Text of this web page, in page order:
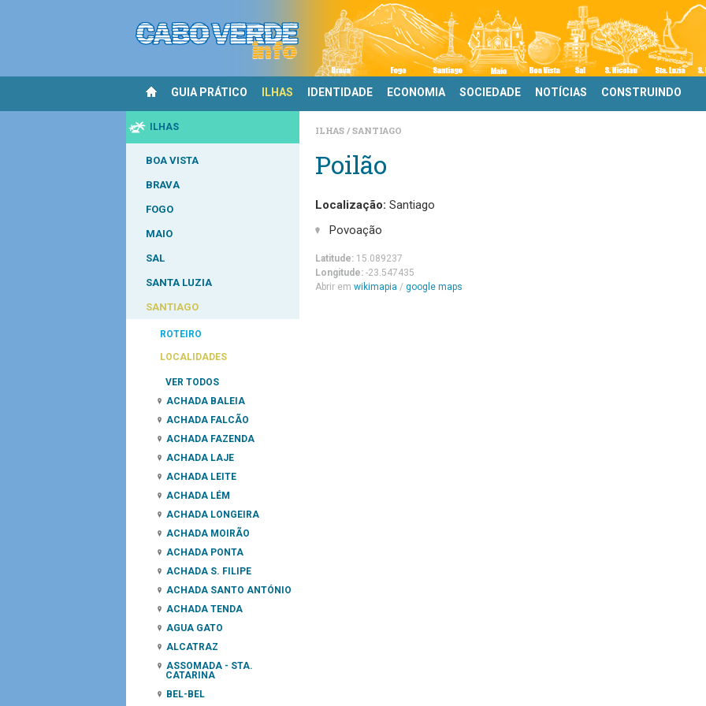
GUIA PRÁTICO ILHAS IDENTIDADE ECONOMIA SOCIEDADE NOTÍCIAS CONSTRUINDO
ILHAS
BOA VISTA
BRAVA
FOGO
MAIO
SAL
SANTA LUZIA
SANTIAGO
ROTEIRO
LOCALIDADES
VER TODOS
ACHADA BALEIA
ACHADA FALCÃO
ACHADA FAZENDA
ACHADA LAJE
ACHADA LEITE
ACHADA LÉM
ACHADA LONGEIRA
ACHADA MOIRÃO
ACHADA PONTA
ACHADA S. FILIPE
ACHADA SANTO ANTÓNIO
ACHADA TENDA
AGUA GATO
ALCATRAZ
ASSOMADA - STA.
CATARINA
BEL-BEL
ILHAS SANTIAGO
Poilão
Localização: Santiago
Povoação
Latitude: 15.089237
Longitude: -23.547435
Abrir em wikimapia / google maps